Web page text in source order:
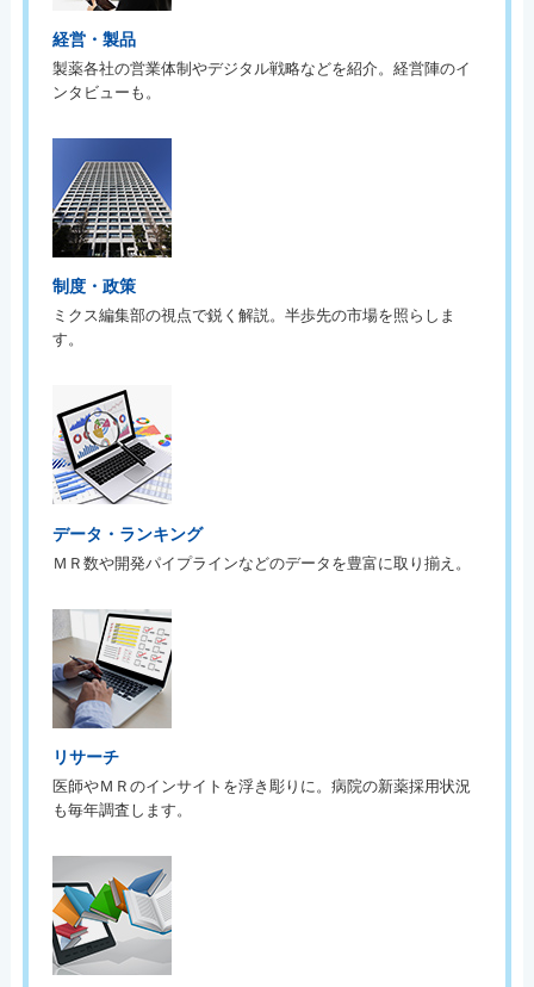
経営・製品
製薬各社の営業体制やデジタル戦略などを紹介。経営陣のイ
ンタビューも。
制度・政策
ミクス編集部の視点で鋭く解説。半歩先の市場を照らしま
す。
データ・ランキング
ＭＲ数や開発パイプラインなどのデータを豊富に取り揃え。
リサーチ
医師やＭＲのインサイトを浮き彫りに。病院の新薬採用状況
も毎年調査します。